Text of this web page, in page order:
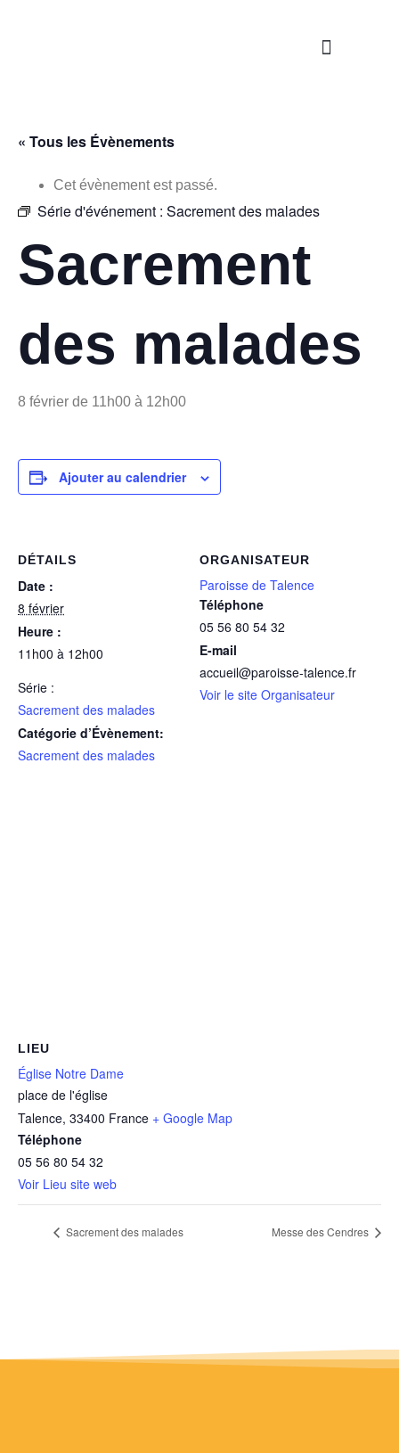
« Tous les Évènements
Cet évènement est passé.
Série d'événement : Sacrement des malades
Sacrement
des malades
8 février de 11h00 à 12h00
Ajouter au calendrier
DÉTAILS
Date :
8 février
Heure :
11h00 à 12h00
Série :
Sacrement des malades
Catégorie d’Évènement:
Sacrement des malades
ORGANISATEUR
Paroisse de Talence
Téléphone
05 56 80 54 32
E-mail
accueil@paroisse-talence.fr
Voir le site Organisateur
LIEU
Église Notre Dame
place de l'église
Talence, 33400 France + Google Map
Téléphone
05 56 80 54 32
Voir Lieu site web
Sacrement des malades Messe des Cendres